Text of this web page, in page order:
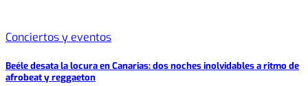
Conciertos y eventos
Beéle desata la locura en Canarias: dos noches inolvidables a ritmo de
afrobeat y reggaeton